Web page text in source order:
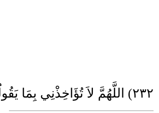
٢٣٢) اللَّهُمَّ لاَ تُؤَاخِذْنِي بِمَا يَقُولُونَ ، وَاغْفِرْ لِي مَا لاَ يَعْلَمُونَ ، [ وَاجْعَلْنِي خَيْراً مِمَّا يَظُّنُّونَ ]